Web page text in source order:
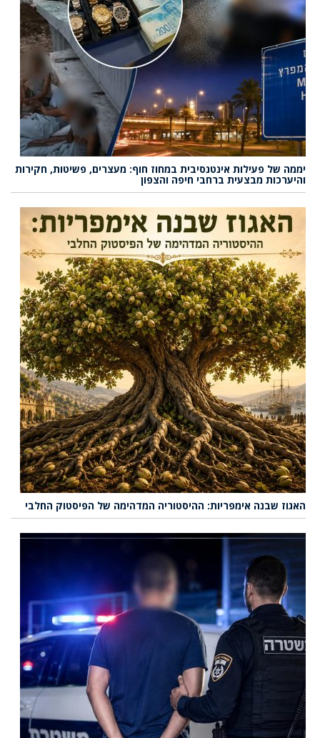
יממה של פעילות אינטנסיבית במחוז חוף: מעצרים, פשיטות, חקירות
והיערכות מבצעית ברחבי חיפה והצפון
האגוז שבנה אימפריות: ההיסטוריה המדהימה של הפיסטוק החלבי